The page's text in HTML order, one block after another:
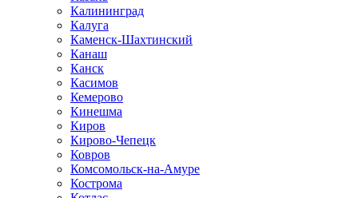
Калининград
Калуга
Каменск-Шахтинский
Канаш
Канск
Касимов
Кемерово
Кинешма
Киров
Кирово-Чепецк
Ковров
Комсомольск-на-Амуре
Кострома